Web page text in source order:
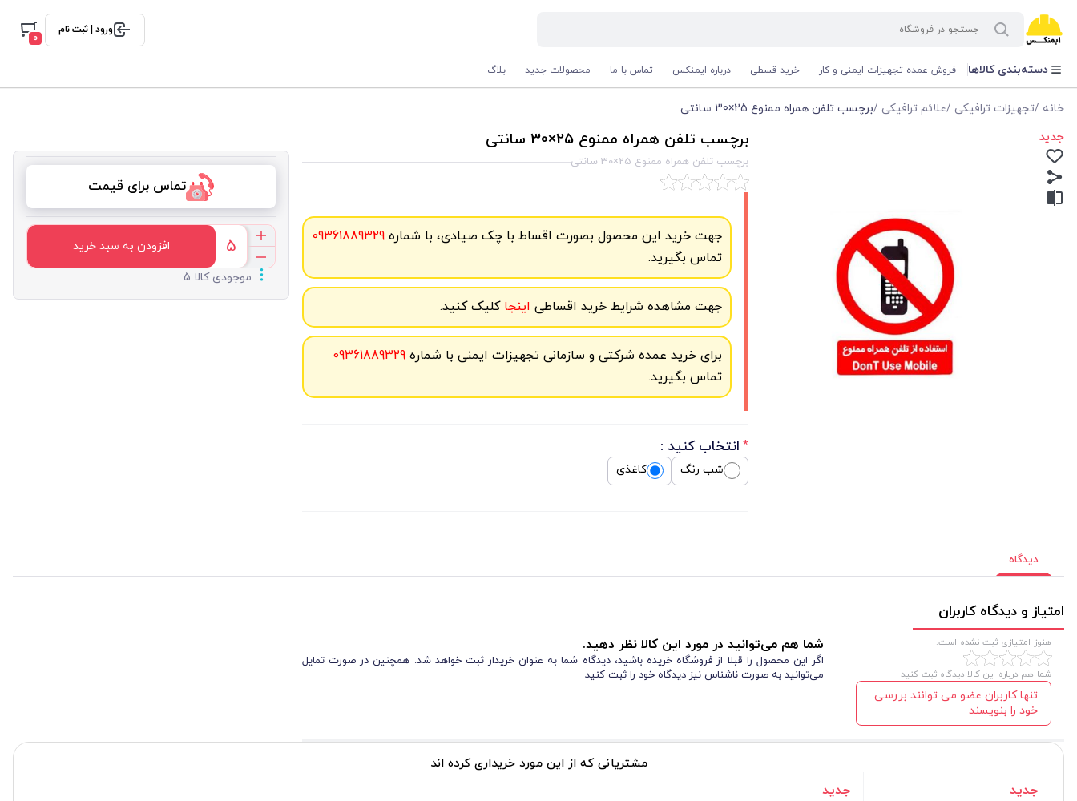
ورود | ثبت نام
0
دسته‌بندی کالاها فروش عمده تجهیزات ایمنی و کار خرید قسطی درباره ایمنکس تماس با ما محصولات جدید بلاگ
خانه /تجهیزات ترافیکی /علائم ترافیکی /برچسب تلفن همراه ممنوع 25×30 سانتی
جدید برچسب تلفن همراه ممنوع 25×30 سانتی
برچسب تلفن همراه ممنوع 25×30 سانتی
جهت خرید این محصول بصورت اقساط با چک صیادی، با شماره 09361889329
تماس بگیرید.
جهت مشاهده شرایط خرید اقساطی اینجاکلیک کنید.
برای خرید عمده شرکتی و سازمانی تجهیزات ایمنی با شماره 09361889329
تماس بگیرید.
* انتخاب کنید :
شب رنگ کاغذی
تماس برای قیمت
افزودن به سبد خرید
موجودی کالا 5
دیدگاه
امتیاز و دیدگاه کاربران
هنوز امتیازی ثبت نشده است.
شما هم درباره این کالا دیدگاه ثبت کنید
تنها کاربران عضو می توانند بررسی
خود را بنویسند
شما هم می‌توانید در مورد این کالا نظر دهید.
اگر این محصول را قبلا از فروشگاه خریده باشید، دیدگاه شما به عنوان خریدار ثبت خواهد شد. همچنین در صورت تمایل
می‌توانید به صورت ناشناس نیز دیدگاه خود را ثبت کنید
مشتریانی که از این مورد خریداری کرده اند
جدید جدید